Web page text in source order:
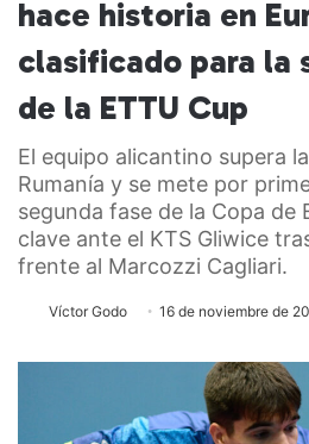
hace historia en
clasificado para la
de la ETTU Cup
El equipo alicantino supera
Rumanía y se mete por
segunda fase de la Copa de
clave ante el KTS Gliwice
frente al Marcozzi Cagliari.
Víctor Godo 16 de noviembre de